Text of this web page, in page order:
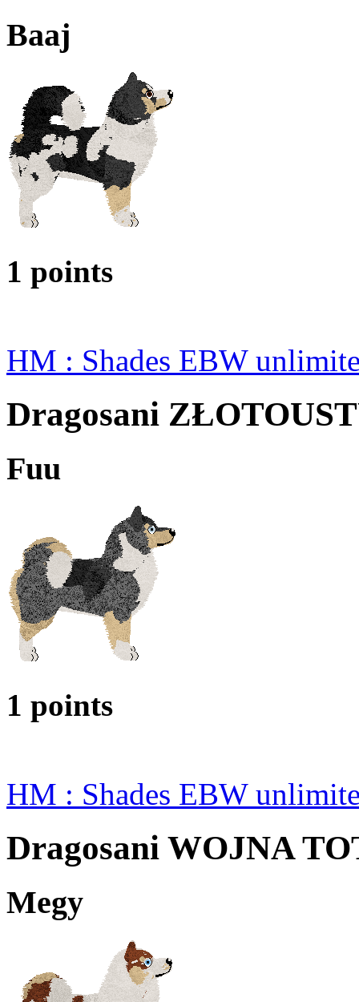
Baaj
1 points
HM : Shades EBW
Dragosani
Fuu
1 points
HM : Shades EBW
Dragosani WOJNA
Megy